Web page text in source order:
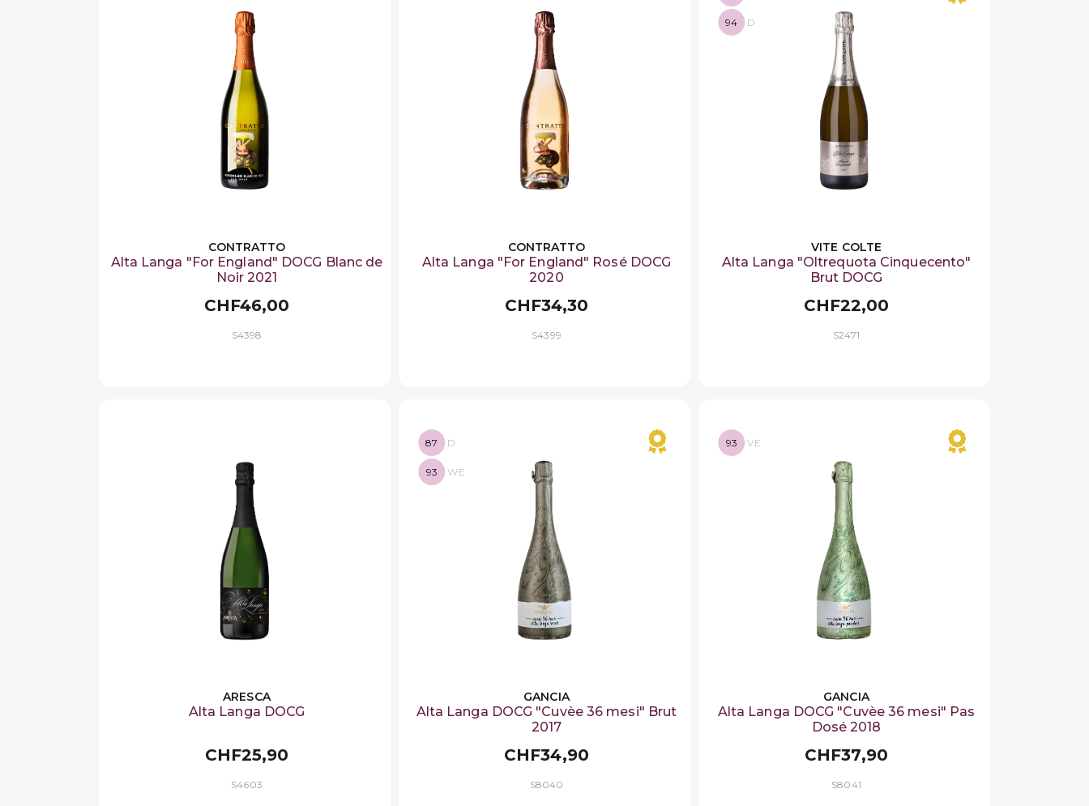
CONTRATTO
Alta Langa "For England" DOCG Blanc de
Noir 2021
CHF46,00
S4398
CONTRATTO
Alta Langa "For England" Rosé DOCG
2020
CHF34,30
S4399
94 D
VITE COLTE
Alta Langa "Oltrequota Cinquecento"
Brut DOCG
CHF22,00
S2471
ARESCA
Alta Langa DOCG
CHF25,90
S4603
87 D
93 WE
GANCIA
Alta Langa DOCG "Cuvèe 36 mesi" Brut
2017
CHF34,90
S8040
93 VE
GANCIA
Alta Langa DOCG "Cuvèe 36 mesi" Pas
Dosé 2018
CHF37,90
S8041